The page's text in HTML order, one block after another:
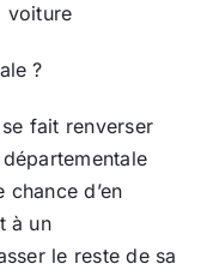
voiture
?
fait renverser
d’en
à un
le reste de sa